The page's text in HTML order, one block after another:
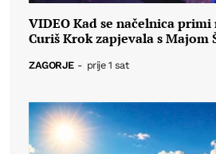
VIDEO Kad se načelnica
Curiš Krok zapjevala s Majom
ZAGORJE - prije 1 sat